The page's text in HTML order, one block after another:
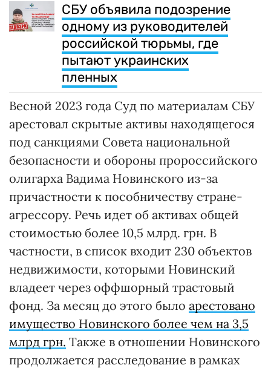
СБУ объявила подозрение
одному из руководителей
российской тюрьмы, где
пытают украинских
пленных
Весной 2023 года Суд по материалам СБУ
арестовал скрытые активы находящегося
под санкциями Совета национальной
безопасности и обороны пророссийского
олигарха Вадима Новинского из-за
причастности к пособничеству стране-
агрессору. Речь идет об активах общей
стоимостью более 10,5 млрд. грн. В
частности, в список входит 230 объектов
недвижимости, которыми Новинский
владеет через оффшорный трастовый
фонд. За месяц до этого было арестовано
имущество Новинского более чем на 3,5
млрд грн. Также в отношении Новинского
продолжается расследование в рамках